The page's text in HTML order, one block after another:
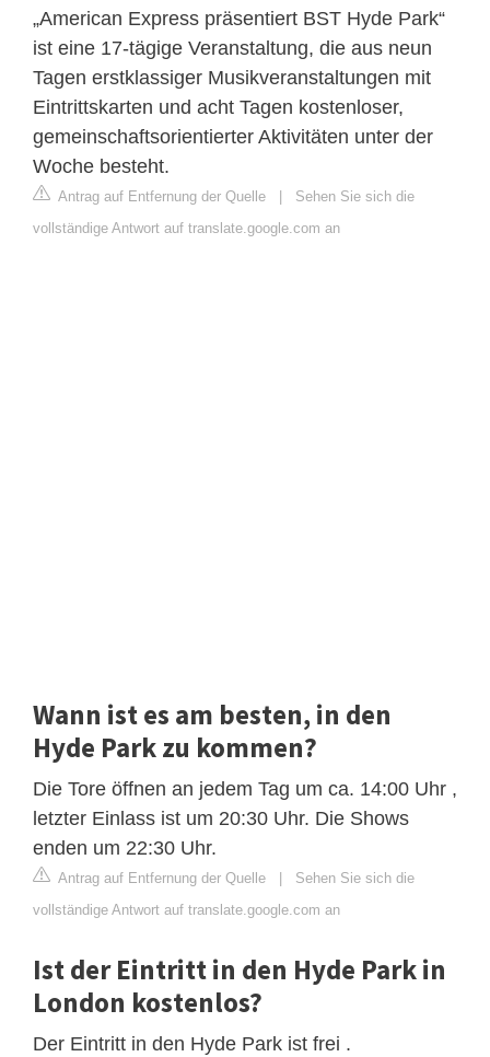
„American Express präsentiert BST Hyde Park“
ist eine 17-tägige Veranstaltung, die aus neun
Tagen erstklassiger Musikveranstaltungen mit
Eintrittskarten und acht Tagen kostenloser,
gemeinschaftsorientierter Aktivitäten unter der
Woche besteht.
Antrag auf Entfernung der Quelle
Sehen Sie sich die
vollständige Antwort auf translate.google.com an
Wann ist es am besten, in den
Hyde Park zu kommen?
Die Tore öffnen an jedem Tag um ca. 14:00 Uhr ,
letzter Einlass ist um 20:30 Uhr. Die Shows
enden um 22:30 Uhr.
Antrag auf Entfernung der Quelle
Sehen Sie sich die
vollständige Antwort auf translate.google.com an
Ist der Eintritt in den Hyde Park in
London kostenlos?
Der Eintritt in den Hyde Park ist frei .